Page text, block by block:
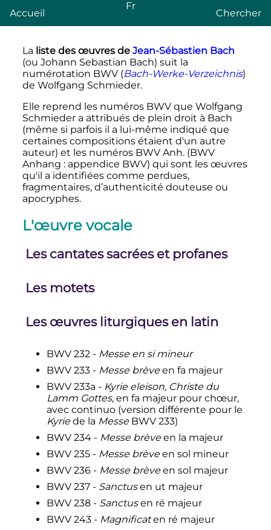
Accueil
Fr
Chercher
La liste des œuvres de Jean-Sébastien Bach
(ou Johann Sebastian Bach) suit la
numérotation BWV (Bach-Werke-Verzeichnis)
de Wolfgang Schmieder.
Elle reprend les numéros BWV que Wolfgang
Schmieder a attribués de plein droit à Bach
(même si parfois il a lui-même indiqué que
certaines compositions étaient d'un autre
auteur) et les numéros BWV Anh. (BWV
Anhang : appendice BWV) qui sont les œuvres
qu'il a identifiées comme perdues,
fragmentaires, d’authenticité douteuse ou
apocryphes.
L'œuvre vocale
Les cantates sacrées et profanes
Les motets
Les œuvres liturgiques en latin
BWV 232 - Messe en si mineur
BWV 233 - Messe brèveen fa majeur
BWV 233a - Kyrie eleison, Christe du
Lamm Gottes, en fa majeur pour chœur,
avec continuo (version différente pour le
Kyriede la MesseBWV 233)
BWV 234 - Messe brèveen la majeur
BWV 235 - Messe brèveen sol mineur
BWV 236 - Messe brèveen sol majeur
BWV 237 - Sanctusen ut majeur
BWV 238 - Sanctusen ré majeur
BWV 243 - Magnificaten ré majeur